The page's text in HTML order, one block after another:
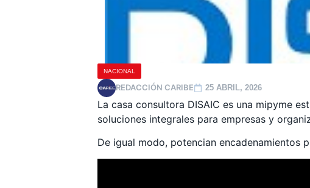
NACIONAL
REDACCIÓN CARIBE 25 ABRIL, 2026
La casa consultora DISAIC es una mipyme
soluciones integrales para empresas y
De igual modo, potencian encadenamientos